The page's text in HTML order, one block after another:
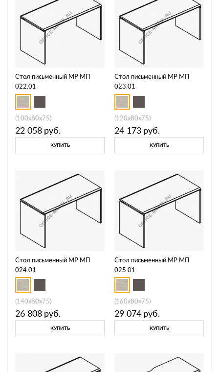
Стол письменный МР МП
022.01
(100x80x75)
22 058 руб.
КУПИТЬ
Стол письменный МР МП
023.01
(120x80x75)
24 173 руб.
КУПИТЬ
Стол письменный МР МП
024.01
(140x80x75)
26 808 руб.
КУПИТЬ
Стол письменный МР МП
025.01
(160x80x75)
29 074 руб.
КУПИТЬ